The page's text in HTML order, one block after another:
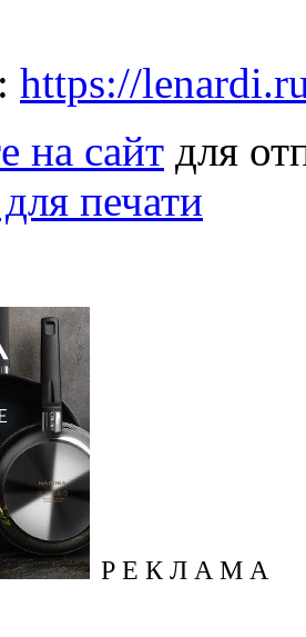
https://
на сайт для
печати
Р Е К Л А М А